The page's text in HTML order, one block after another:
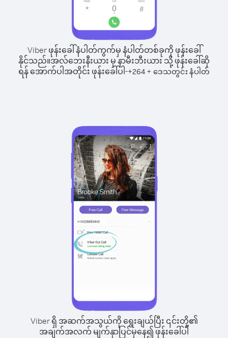
Viber ဖုန်းခေါ်နံပါတ်ကွက်မှ နံပါတ်တစ်ခုကို ဖုန်းခေါ်
နိုင်သည်။အလ်ဘေးနီးယား မှ နာမီးဘီးယား သို့ ဖုန်းခေါ်ဆို
ရန် အောက်ပါအတိုင်း ဖုန်းခေါ်ပါ-+264 + ဒေသတွင်း နံပါတ်
Viber ရှိ အဆက်အသွယ်ကို ရွေးချယ်ပြီး ၎င်းတို့၏
အချက်အလက် မျက်နှာပြင်မှနေ၍ ဖုန်းခေါ်ပါ